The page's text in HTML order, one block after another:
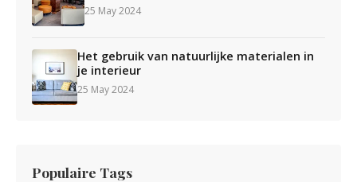
25 May 2024
Het gebruik van natuurlijke materialen in
je interieur
25 May 2024
Populaire Tags